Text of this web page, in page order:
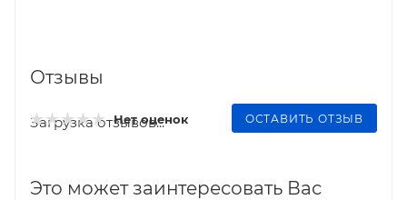
Отзывы
Нет оценок ОСТАВИТЬ ОТЗЫВ
Загрузка отзывов...
Это может заинтересовать Вас